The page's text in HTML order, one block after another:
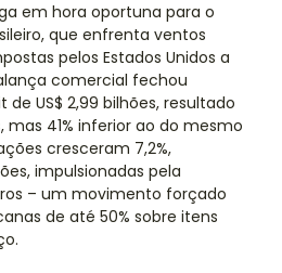
em hora oportuna para o
que enfrenta ventos
pelos Estados Unidos a
comercial fechou
US$ 2,99 bilhões, resultado
41% inferior ao do mesmo
cresceram 7,2%,
impulsionadas pela
– um movimento forçado
de até 50% sobre itens